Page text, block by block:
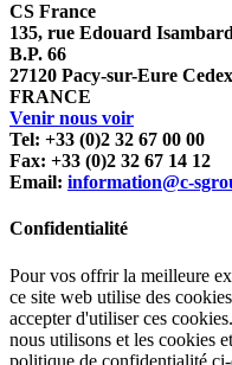
CS France
135, rue Edouard Isambard
B.P. 66
27120 Pacy-sur-Eure Cedex
FRANCE
Venir nous voir
Tel: +33 (0)2 32 67 00 00
Fax: +33 (0)2 32 67 14 12
Email: information@c-
Confidentialité
Pour vos offrir la meilleure
ce site web utilise des
accepter d'utiliser ces
nous utilisons et les cookies
politique de confidentialité ci-